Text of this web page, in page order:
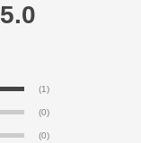
5.0
(1)
(0)
(0)